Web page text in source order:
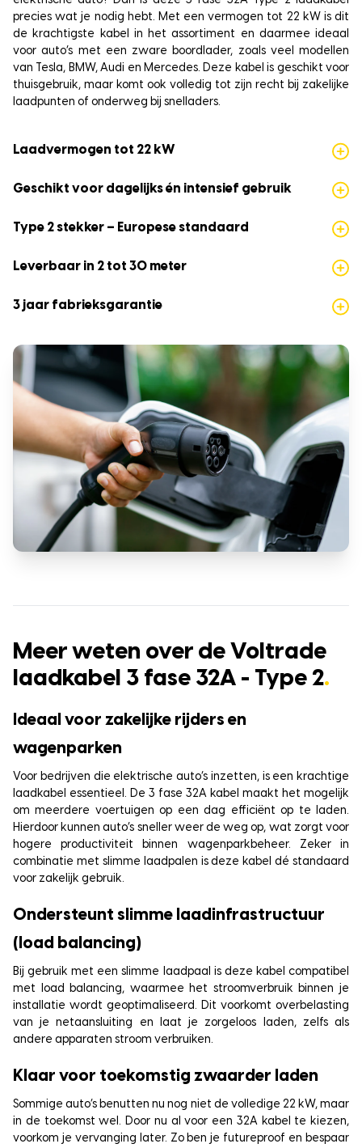
precies wat je nodig hebt. Met een vermogen tot 22 kW is dit
de krachtigste kabel in het assortiment en daarmee ideaal
voor auto’s met een zware boordlader, zoals veel modellen
van Tesla, BMW, Audi en Mercedes. Deze kabel is geschikt voor
thuisgebruik, maar komt ook volledig tot zijn recht bij zakelijke
laadpunten of onderweg bij snelladers.
Laadvermogen tot 22 kW
Geschikt voor dagelijks én intensief gebruik
Type 2 stekker – Europese standaard
Leverbaar in 2 tot 30 meter
3 jaar fabrieksgarantie
Meer weten over de Voltrade
laadkabel 3 fase 32A - Type 2.
Ideaal voor zakelijke rijders en
wagenparken
Voor bedrijven die elektrische auto’s inzetten, is een krachtige
laadkabel essentieel. De 3 fase 32A kabel maakt het mogelijk
om meerdere voertuigen op een dag efficiënt op te laden.
Hierdoor kunnen auto’s sneller weer de weg op, wat zorgt voor
hogere productiviteit binnen wagenparkbeheer. Zeker in
combinatie met slimme laadpalen is deze kabel dé standaard
voor zakelijk gebruik.
Ondersteunt slimme laadinfrastructuur
(load balancing)
Bij gebruik met een slimme laadpaal is deze kabel compatibel
met load balancing, waarmee het stroomverbruik binnen je
installatie wordt geoptimaliseerd. Dit voorkomt overbelasting
van je netaansluiting en laat je zorgeloos laden, zelfs als
andere apparaten stroom verbruiken.
Klaar voor toekomstig zwaarder laden
Sommige auto’s benutten nu nog niet de volledige 22 kW, maar
in de toekomst wel. Door nu al voor een 32A kabel te kiezen,
voorkom je vervanging later. Zo ben je futureproof en bespaar